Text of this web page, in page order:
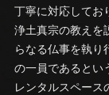
丁寧に対応してお
浄土真宗の教えを
らなる仏事を執り
の一員であるとい
レンタルスペース